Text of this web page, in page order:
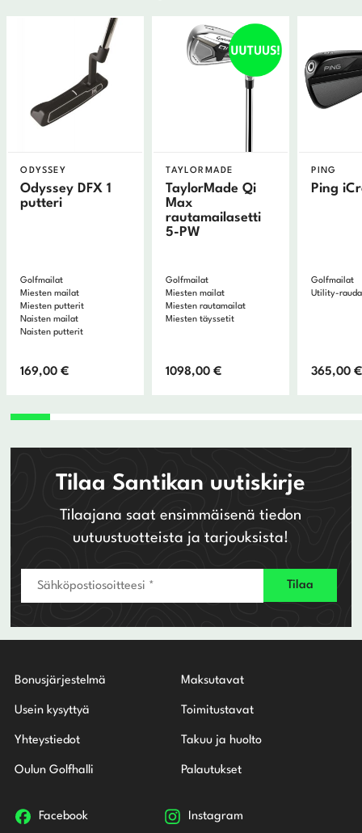
ODYSSEY
Odyssey DFX 1
putteri
Golfmailat
Miesten mailat
Miesten putterit
Naisten mailat
Naisten putterit
169,00€
TAYLORMADE
TaylorMade Qi
Max
rautamailasetti
5-PW
Golfmailat
Miesten mailat
Miesten rautamailat
Miesten täyssetit
1098,00€
PING
Ping
Golfmailat
Utility-
365,00€
Tilaa Santikan uutiskirje
Tilaajana saat ensimmäisenä tiedon
uutuustuotteista ja tarjouksista!
Bonusjärjestelmä
Usein kysyttyä
Yhteystiedot
Oulun Golfhalli
Maksutavat
Toimitustavat
Takuu ja huolto
Palautukset
Facebook Instagram